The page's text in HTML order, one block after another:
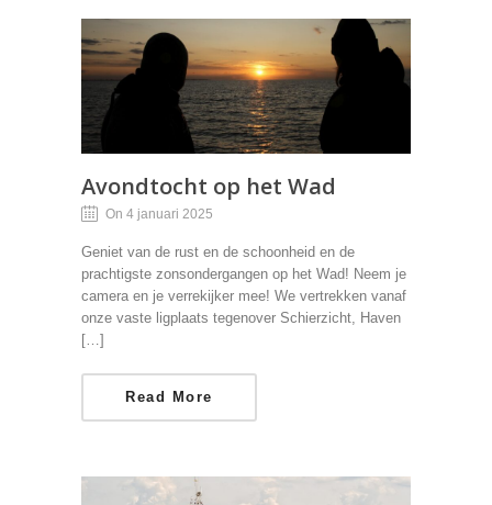
Avondtocht op het Wad
On 4 januari 2025
Geniet van de rust en de schoonheid en de
prachtigste zonsondergangen op het Wad! Neem je
camera en je verrekijker mee! We vertrekken vanaf
onze vaste ligplaats tegenover Schierzicht, Haven
[…]
Read More